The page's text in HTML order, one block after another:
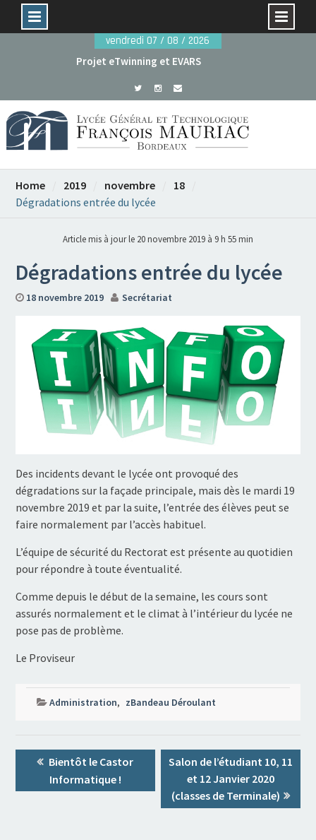
vendredi 07 / 08 / 2026
Projet eTwinning et EVARS
2026
Home 2019 novembre
18
Dégradations entrée du lycée
Article mis à jour le 20 novembre 2019 à 9 h 55 min
Dégradations entrée du lycée
18 novembre 2019 Secrétariat
Des incidents devant le lycée ont provoqué des
dégradations sur la façade principale, mais dès le mardi 19
novembre 2019 et par la suite, l’entrée des élèves peut se
faire normalement par l’accès habituel.
L’équipe de sécurité du Rectorat est présente au quotidien
pour répondre à toute éventualité.
Comme depuis le début de la semaine, les cours sont
assurés normalement et le climat à l’intérieur du lycée ne
pose pas de problème.
Le Proviseur
Administration, zBandeau Déroulant
l’article
Previous
post:
Bientôt le Castor
Informatique !
Next
post:
Salon de l’étudiant 10, 11
et 12 Janvier 2020
(classes de Terminale)